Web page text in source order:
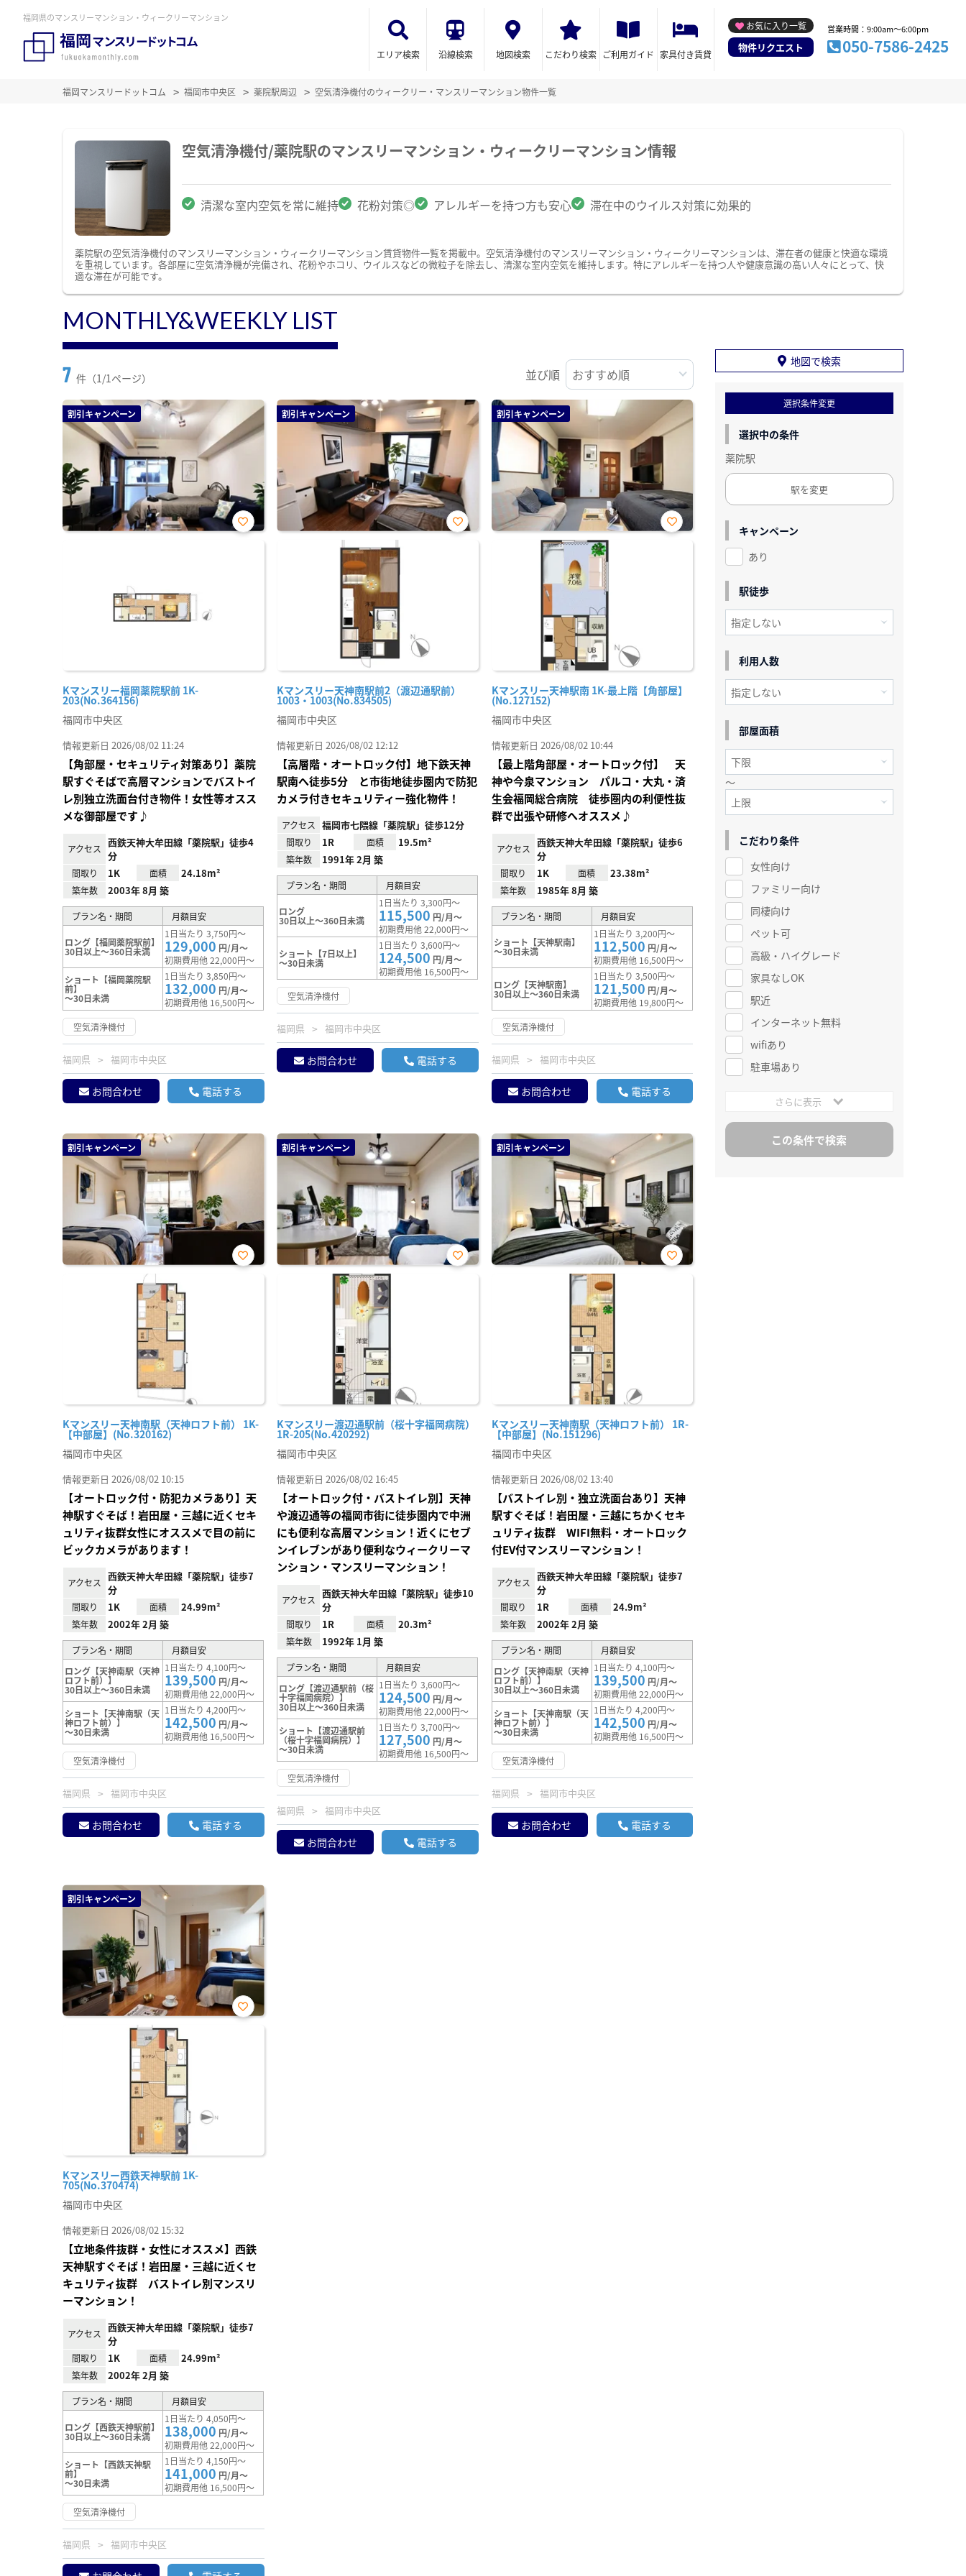
福岡県のマンスリーマンション・ウィークリーマンション
エリア検索 沿線検索 地図検索 こだわり検索 ご利用ガイド 家具付き賃貸
お気に入り一覧
物件リクエスト
営業時間：9:00am～6:00pm
050-7586-2425
福岡マンスリードットコム 福岡市中央区 薬院駅周辺 空気清浄機付のウィークリー・マンスリーマンション物件一覧
空気清浄機付/薬院駅のマンスリーマンション・ウィークリーマンション情報
清潔な室内空気を常に維持 花粉対策◎ アレルギーを持つ方も安心 滞在中のウイルス対策に効果的
薬院駅の空気清浄機付のマンスリーマンション・ウィークリーマンション賃貸物件一覧を掲載中。空気清浄機付のマンスリーマンション・ウィークリーマンションは、滞在者の健康と快適な環境
を重視しています。各部屋に空気清浄機が完備され、花粉やホコリ、ウイルスなどの微粒子を除去し、清潔な室内空気を維持します。特にアレルギーを持つ人や健康意識の高い人々にとって、快
適な滞在が可能です。
MONTHLY&WEEKLY LIST
7 件（1/1ページ） 並び順
割引キャンペーン
Kマンスリー福岡薬院駅前 1K-
203(No.364156)
お気
福岡市中央区
情報更新日 2026/08/02 11:24
【角部屋・セキュリティ対策あり】薬院
駅すぐそばで高層マンションでバストイ
レ別独立洗面台付き物件！女性等オスス
メな御部屋です♪
アクセス
西鉄天神大牟田線「薬院駅」徒歩4
分
間取り 1K 面積 24.18m²
築年数 2003年 8月 築
プラン名・期間 月額目安
ロング【福岡薬院駅前】
30日以上～360日未満
1日当たり 3,750円～
129,000 円/月～
初期費用他 22,000円～
ショート【福岡薬院駅
前】
～30日未満
1日当たり 3,850円～
132,000 円/月～
初期費用他 16,500円～
空気清浄機付
福岡県 福岡市中央区
お問合わせ 電話する
割引キャンペーン
Kマンスリー天神南駅前2（渡辺通駅前）
1003・1003(No.834505)
お気
福岡市中央区
情報更新日 2026/08/02 12:12
【高層階・オートロック付】地下鉄天神
駅南へ徒歩5分 と市街地徒歩圏内で防犯
カメラ付きセキュリティー強化物件！
アクセス 福岡市七隈線「薬院駅」徒歩12分
間取り 1R 面積 19.5m²
築年数 1991年 2月 築
プラン名・期間 月額目安
ロング
30日以上～360日未満
1日当たり 3,300円～
115,500 円/月～
初期費用他 22,000円～
ショート【7日以上】
～30日未満
1日当たり 3,600円～
124,500 円/月～
初期費用他 16,500円～
空気清浄機付
福岡県 福岡市中央区
お問合わせ 電話する
割引キャンペーン
Kマンスリー天神駅南 1K-最上階【角部屋】
(No.127152)
お気
福岡市中央区
情報更新日 2026/08/02 10:44
【最上階角部屋・オートロック付】 天
神や今泉マンション パルコ・大丸・済
生会福岡総合病院 徒歩圏内の利便性抜
群で出張や研修へオススメ♪
アクセス
西鉄天神大牟田線「薬院駅」徒歩6
分
間取り 1K 面積 23.38m²
築年数 1985年 8月 築
プラン名・期間 月額目安
ショート【天神駅南】
～30日未満
1日当たり 3,200円～
112,500 円/月～
初期費用他 16,500円～
ロング【天神駅南】
30日以上～360日未満
1日当たり 3,500円～
121,500 円/月～
初期費用他 19,800円～
空気清浄機付
福岡県 福岡市中央区
お問合わせ 電話する
割引キャンペーン
Kマンスリー天神南駅（天神ロフト前） 1K-
【中部屋】(No.320162)
お気
福岡市中央区
情報更新日 2026/08/02 10:15
【オートロック付・防犯カメラあり】天
神駅すぐそば！岩田屋・三越に近くセキ
ュリティ抜群女性にオススメで目の前に
ビックカメラがあります！
アクセス
西鉄天神大牟田線「薬院駅」徒歩7
分
間取り 1K 面積 24.99m²
築年数 2002年 2月 築
プラン名・期間
月額目安
ロング【天神南駅（天神
ロフト前）】
30日以上～360日未満
1日当たり 4,100円～
139,500 円/月～
初期費用他 22,000円～
ショート【天神南駅（天
神ロフト前）】
～30日未満
1日当たり 4,200円～
142,500 円/月～
初期費用他 16,500円～
空気清浄機付
福岡県 福岡市中央区
お問合わせ 電話する
割引キャンペーン
Kマンスリー渡辺通駅前（桜十字福岡病院）
1R-205(No.420292)
お気
福岡市中央区
情報更新日 2026/08/02 16:45
【オートロック付・バストイレ別】天神
や渡辺通等の福岡市街に徒歩圏内で中洲
にも便利な高層マンション！近くにセブ
ンイレブンがあり便利なウィークリーマ
ンション・マンスリーマンション！
アクセス
西鉄天神大牟田線「薬院駅」徒歩10
分
間取り 1R 面積 20.3m²
築年数 1992年 1月 築
プラン名・期間
月額目安
ロング【渡辺通駅前（桜
十字福岡病院）】
30日以上～360日未満
1日当たり 3,600円～
124,500 円/月～
初期費用他 22,000円～
ショート【渡辺通駅前
（桜十字福岡病院）】
～30日未満
1日当たり 3,700円～
127,500 円/月～
初期費用他 16,500円～
空気清浄機付
福岡県 福岡市中央区
お問合わせ 電話する
割引キャンペーン
Kマンスリー天神南駅（天神ロフト前） 1R-
【中部屋】(No.151296)
お気
福岡市中央区
情報更新日 2026/08/02 13:40
【バストイレ別・独立洗面台あり】天神
駅すぐそば！岩田屋・三越にちかくセキ
ュリティ抜群 WIFI無料・オートロック
付EV付マンスリーマンション！
アクセス
西鉄天神大牟田線「薬院駅」徒歩7
分
間取り 1R 面積 24.9m²
築年数 2002年 2月 築
プラン名・期間
月額目安
ロング【天神南駅（天神
ロフト前）】
30日以上～360日未満
1日当たり 4,100円～
139,500 円/月～
初期費用他 22,000円～
ショート【天神南駅（天
神ロフト前）】
～30日未満
1日当たり 4,200円～
142,500 円/月～
初期費用他 16,500円～
空気清浄機付
福岡県 福岡市中央区
お問合わせ 電話する
割引キャンペーン
Kマンスリー西鉄天神駅前 1K-
705(No.370474)
お気
福岡市中央区
情報更新日 2026/08/02 15:32
【立地条件抜群・女性にオススメ】西鉄
天神駅すぐそば！岩田屋・三越に近くセ
キュリティ抜群 バストイレ別マンスリ
ーマンション！
アクセス
西鉄天神大牟田線「薬院駅」徒歩7
分
間取り 1K 面積 24.99m²
築年数 2002年 2月 築
プラン名・期間 月額目安
ロング【西鉄天神駅前】
30日以上～360日未満
1日当たり 4,050円～
138,000 円/月～
初期費用他 22,000円～
ショート【西鉄天神駅
前】
～30日未満
1日当たり 4,150円～
141,000 円/月～
初期費用他 16,500円～
空気清浄機付
福岡県 福岡市中央区
地図で検索
選択条件変更
選択中の条件
薬院駅
駅を変更
キャンペーン
あり
駅徒歩
利用人数
部屋面積
～
こだわり条件
女性向け
ファミリー向け
同棲向け
ペット可
高級・ハイグレード
家具なしOK
駅近
インターネット無料
wifiあり
駐車場あり
さらに表示